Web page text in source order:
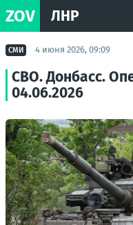
ZOV ЛНР
СМИ 4 июня 2026, 09:09
СВО. Донбасс.
04.06.2026